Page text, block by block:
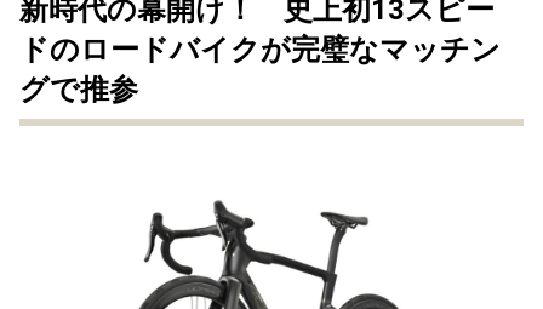
新時代の幕開け！ 史上初13スピー
ドのロードバイクが完璧なマッチン
グで推参